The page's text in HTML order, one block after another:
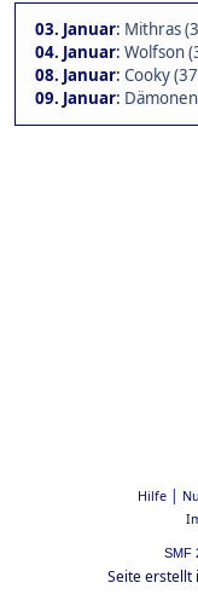
03. Januar: Mithras
04. Januar: Wolfson
08. Januar: Cooky
09. Januar:
Hilfe|
SMF
Seite erstellt